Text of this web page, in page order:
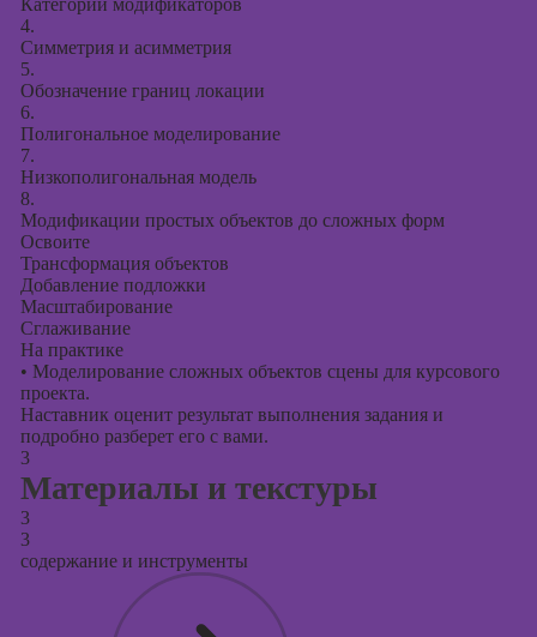
Категории модификаторов
4.
Симметрия и асимметрия
5.
Обозначение границ локации
6.
Полигональное моделирование
7.
Низкополигональная модель
8.
Модификации простых объектов до сложных форм
Освоите
Трансформация объектов
Добавление подложки
Масштабирование
Сглаживание
На практике
• Моделирование сложных объектов сцены для курсового
проекта.
Наставник оценит результат выполнения задания и
подробно разберет его с вами.
3
Материалы и текстуры
3
3
содержание и инструменты